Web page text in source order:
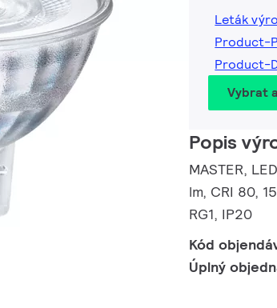
Leták
Product-
Product-
Vybrat
Popis
MASTER,
lm, CRI 80,
RG1, IP20
Kód
Úplný